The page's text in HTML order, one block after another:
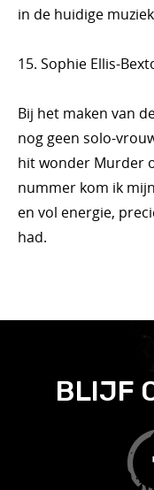
in de huidige
15. Sophie Ellis-
Bij het maken van
nog geen solo-
hit wonder Murder
nummer kom ik
en vol energie,
had.
BLIJF